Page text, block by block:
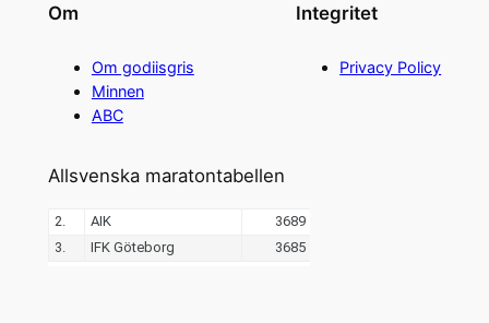
Om
Om godiisgris
Minnen
ABC
Integritet
Privacy Policy
Allsvenska maratontabellen